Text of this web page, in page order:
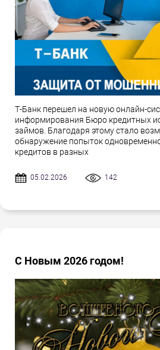
Т-Банк перешел на новую онлайн-
информирования Бюро кредитных
займов. Благодаря этому стало
обнаружение попыток
кредитов в разных
05.02.2026 142
С Новым 2026 годом!